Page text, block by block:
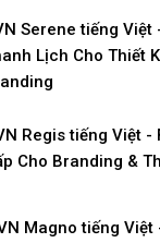
Serene tiếng Việt
Lịch Cho Thiết
Regis tiếng Việt -
Cho Branding &
Magno tiếng